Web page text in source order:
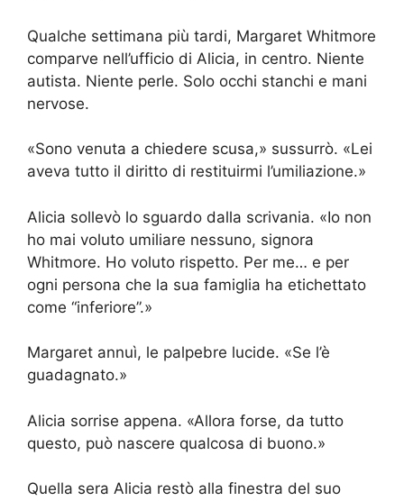
Qualche settimana più tardi, Margaret Whitmore
comparve nell’ufficio di Alicia, in centro. Niente
autista. Niente perle. Solo occhi stanchi e mani
nervose.
«Sono venuta a chiedere scusa,» sussurrò. «Lei
aveva tutto il diritto di restituirmi l’umiliazione.»
Alicia sollevò lo sguardo dalla scrivania. «Io non
ho mai voluto umiliare nessuno, signora
Whitmore. Ho voluto rispetto. Per me… e per
ogni persona che la sua famiglia ha etichettato
come “inferiore”.»
Margaret annuì, le palpebre lucide. «Se l’è
guadagnato.»
Alicia sorrise appena. «Allora forse, da tutto
questo, può nascere qualcosa di buono.»
Quella sera Alicia restò alla finestra del suo